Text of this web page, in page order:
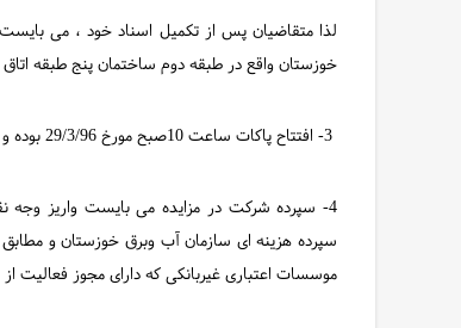
لذا متقاضیان پس از تکمیل اسناد خود ، می
خوزستان واقع در طبقه دوم ساختمان پنج طبقه اتاق 228 تحویل داده و رسید آن را دریافت دارند .
سپرده هزینه ای سازمان آب وبرق خوزستان و
موسسات اعتباری غیربانکی که دارای مجوز فعالیت